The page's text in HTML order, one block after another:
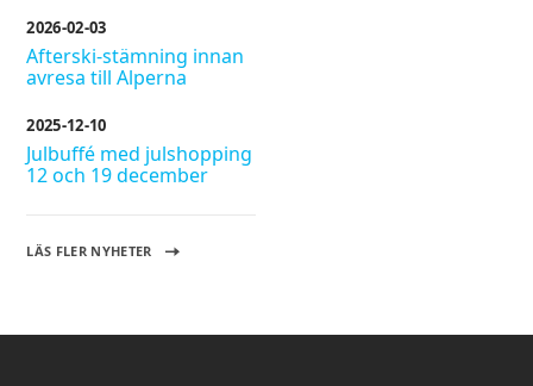
2026-02-03
Afterski-stämning innan
avresa till Alperna
2025-12-10
Julbuffé med julshopping
12 och 19 december
LÄS FLER NYHETER